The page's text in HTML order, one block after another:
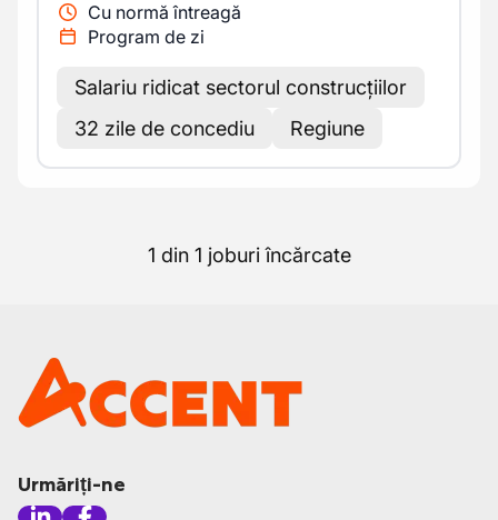
Cu normă întreagă
Program de zi
Salariu ridicat sectorul construcțiilor
32 zile de concediu
Regiune
1 din 1 joburi încărcate
Urmăriți-ne